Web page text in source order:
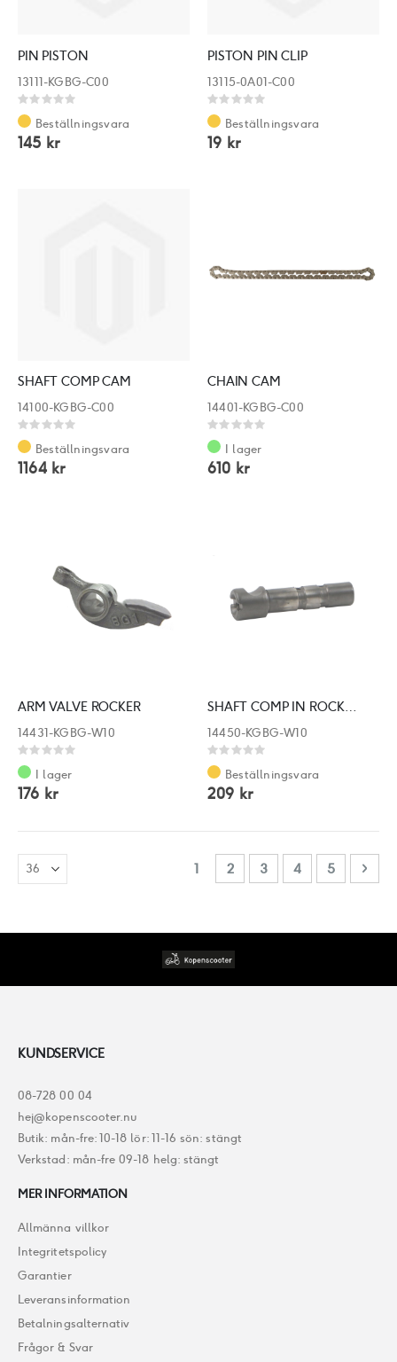
PIN PISTON
13111-KGBG-C00
Rating:
0%
Beställningsvara
145 kr
PISTON PIN CLIP
13115-0A01-C00
Rating:
0%
Beställningsvara
19 kr
SHAFT COMP CAM
14100-KGBG-C00
Rating:
0%
Beställningsvara
1164 kr
CHAIN CAM
14401-KGBG-C00
Rating:
0%
I lager
610 kr
ARM VALVE ROCKER
14431-KGBG-W10
Rating:
0%
I lager
176 kr
SHAFT COMP IN ROCKER ARM
14450-KGBG-W10
Rating:
0%
Beställningsvara
209 kr
SidaYou're currently reading page
1 Sida
2 Sida
3 Sida
4 Sida
5 Sida
KUNDSERVICE
08-728 00 04
hej@kopenscooter.nu
Butik: mån-fre: 10-18 lör: 11-16 sön: stängt
Verkstad: mån-fre 09-18 helg: stängt
MER INFORMATION
Allmänna villkor
Integritetspolicy
Garantier
Leveransinformation
Betalningsalternativ
Frågor & Svar